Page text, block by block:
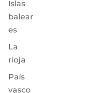
Islas
balear
es
La
rioja
País
vasco